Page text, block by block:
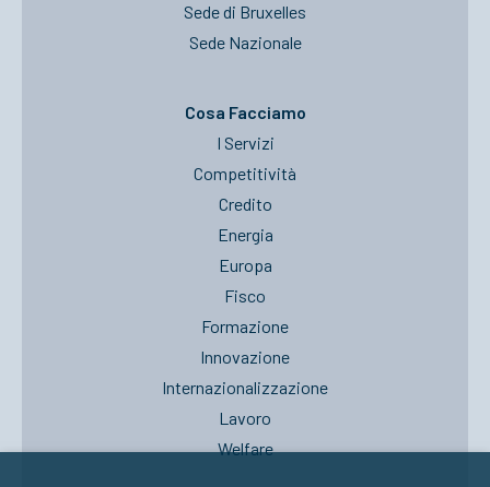
Sede di Bruxelles
Sede Nazionale
Cosa Facciamo
I Servizi
Competitività
Credito
Energia
Europa
Fisco
Formazione
Innovazione
Internazionalizzazione
Lavoro
Welfare